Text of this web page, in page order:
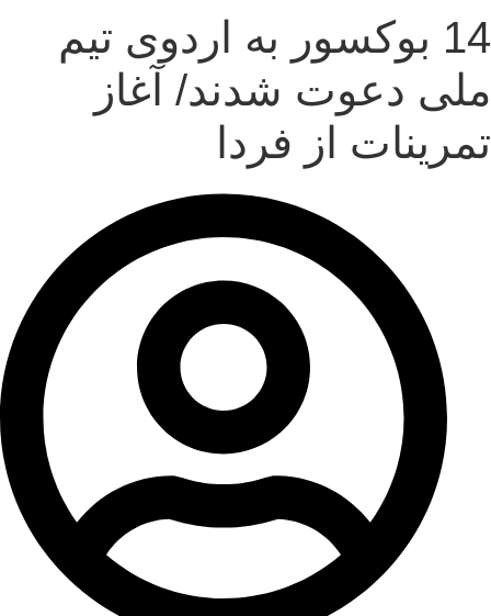
14 بوکسور به اردوی تیم
ملی دعوت شدند/ آغاز
تمرینات از فردا